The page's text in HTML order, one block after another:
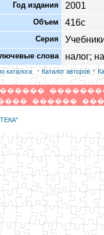
Год издания 2001
Объем 416с
Серия
слова налог;
каталога·Каталог авторов·
������